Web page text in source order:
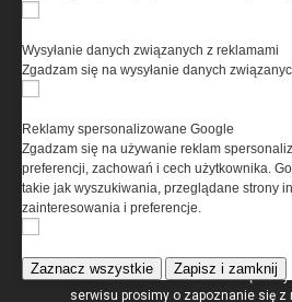
PRYWATNOŚĆ
informacji na Twoim komputerze.
w celu świadczenia usług na
w tym w sposób dostosowany do
Korzystanie z witryny bez zmiany
cookies oznacza, że będą one
dokonać zmiany ustawień
cookies. Nim Państwo zaczną
serwisu prosimy o zapoznanie się z
Wysyłanie danych związanych z reklamami
Zgadzam się na wysyłanie danych
Reklamy spersonalizowane Google
Zgadzam się na używanie reklam
preferencji, zachowań i cech użytkownika.
takie jak wyszukiwania, przeglądane strony
zainteresowania i preferencje.
Zaznacz wszystkie Zapisz i zamknij